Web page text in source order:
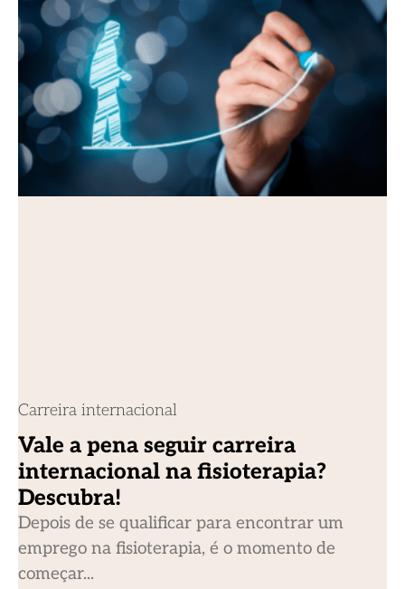
Carreira internacional
Vale a pena seguir carreira
internacional na fisioterapia?
Descubra!
Depois de se qualificar para encontrar um
emprego na fisioterapia, é o momento de
começar...